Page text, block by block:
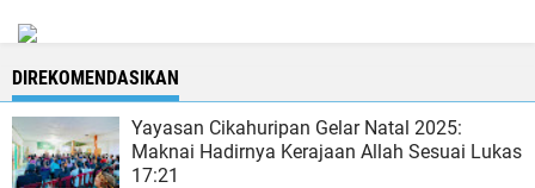
DIREKOMENDASIKAN
Yayasan Cikahuripan Gelar Natal 2025:
Maknai Hadirnya Kerajaan Allah Sesuai Lukas
17:21